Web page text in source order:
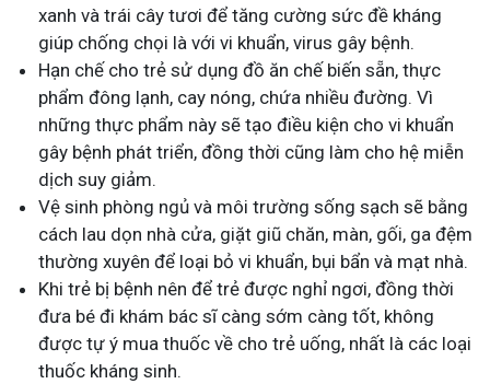
xanh và trái cây tươi để tăng cường sức đề kháng
giúp chống chọi là với vi khuẩn, virus gây bệnh.
Hạn chế cho trẻ sử dụng đồ ăn chế biến sẵn, thực
phẩm đông lạnh, cay nóng, chứa nhiều đường. Vì
những thực phẩm này sẽ tạo điều kiện cho vi khuẩn
gây bệnh phát triển, đồng thời cũng làm cho hệ miễn
dịch suy giảm.
Vệ sinh phòng ngủ và môi trường sống sạch sẽ bằng
cách lau dọn nhà cửa, giặt giũ chăn, màn, gối, ga đệm
thường xuyên để loại bỏ vi khuẩn, bụi bẩn và mạt nhà.
Khi trẻ bị bệnh nên để trẻ được nghỉ ngơi, đồng thời
đưa bé đi khám bác sĩ càng sớm càng tốt, không
được tự ý mua thuốc về cho trẻ uống, nhất là các loại
thuốc kháng sinh.